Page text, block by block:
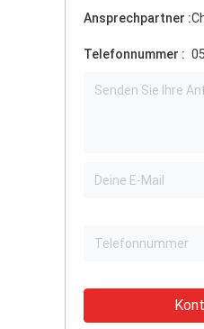
Ansprechpartner :
Telefonnummer :